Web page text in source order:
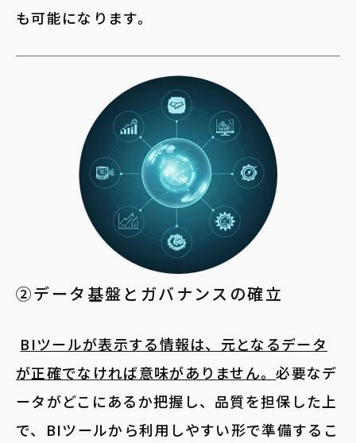
も可能になります。
②データ基盤とガバナンスの確立
BIツールが表示する情報は、元となるデータ
が正確でなければ意味がありません。必要なデ
ータがどこにあるか把握し、品質を担保した上
で、BIツールから利用しやすい形で準備するこ